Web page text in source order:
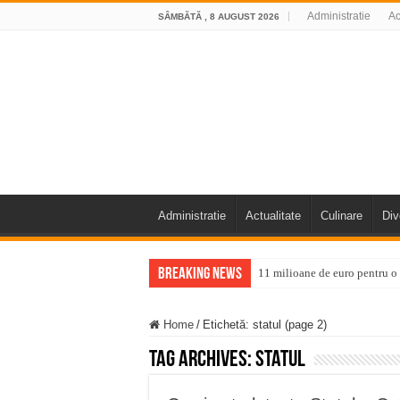
SÂMBĂTĂ , 8 AUGUST 2026 Administratie
Administratie Actualitate Culinare
Breaking News 11 milioane de euro pentru
Întreruperi temporare ale
ANUNŢ OPRIRE ANUNŢ
Home / Etichetă: statul (page 2)
Tag Archives:statul